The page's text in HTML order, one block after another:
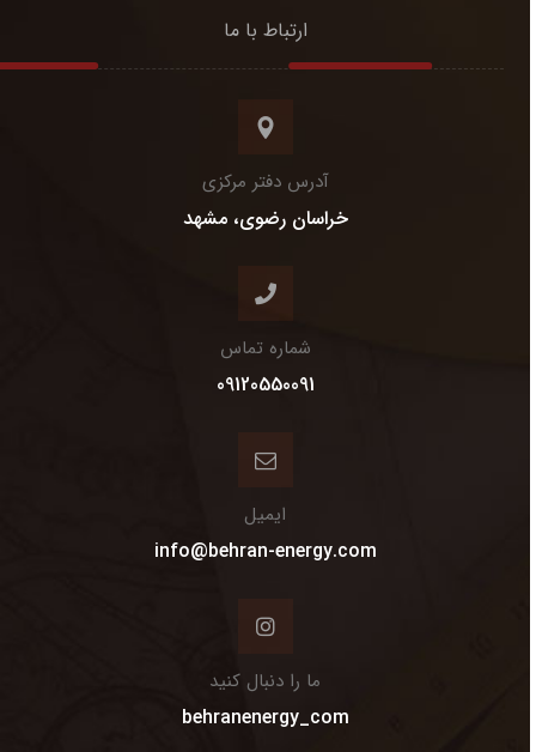
ارتباط با ما
آدرس دفتر مرکزی
خراسان رضوی، مشهد
شماره تماس
09120550091
ایمیل
info@behran-energy.com
ما را دنبال کنید
behranenergy_com